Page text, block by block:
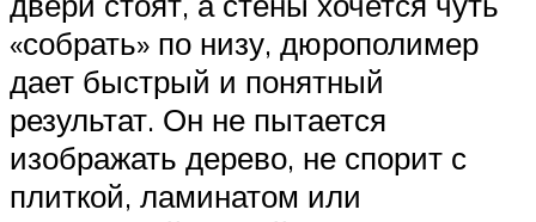
«собрать» по низу, дюрополимер
дает быстрый и понятный
результат. Он не пытается
изображать дерево, не спорит с
плиткой, ламинатом или